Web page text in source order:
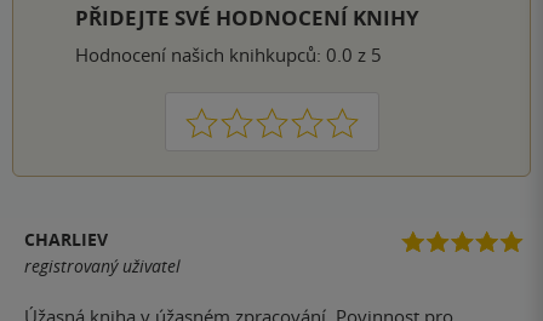
PŘIDEJTE SVÉ HODNOCENÍ KNIHY
Hodnocení našich knihkupců: 0.0 z 5
1 2 3 4 5
CHARLIEV
registrovaný uživatel
Úžasná kniha v úžasném zpracování. Povinnost pro